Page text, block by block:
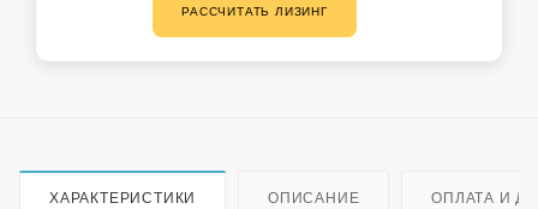
РАССЧИТАТЬ ЛИЗИНГ
ХАРАКТЕРИСТИКИ ОПИСАНИЕ ОПЛАТА И